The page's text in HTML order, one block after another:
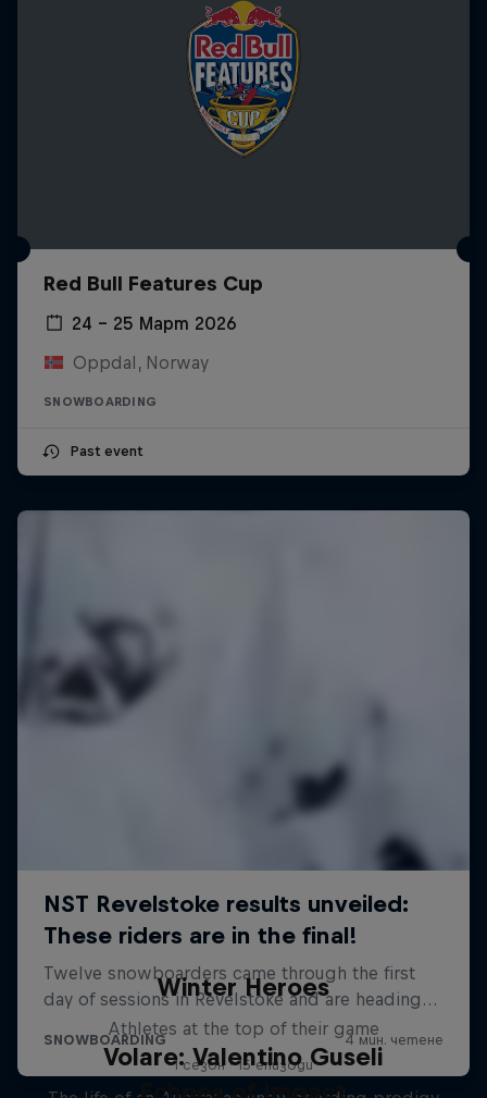
Red Bull Features Cup
24 – 25 Март 2026
Oppdal, Norway
SNOWBOARDING
Past event
Winter Heroes
Athletes at the top of their game
1 сезон · 15 епизоди
Volare: Valentino Guseli
Echoes of Impact